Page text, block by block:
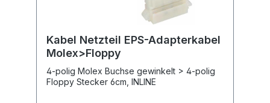
Kabel Netzteil EPS-Adapterkabel
Molex>Floppy
4-polig Molex Buchse gewinkelt > 4-polig
Floppy Stecker 6cm, INLINE